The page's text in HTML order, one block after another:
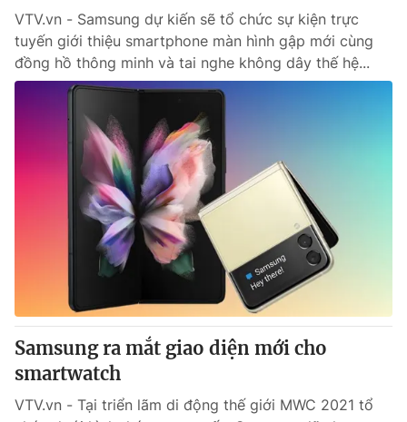
VTV.vn - Samsung dự kiến sẽ tổ chức sự kiện trực
tuyến giới thiệu smartphone màn hình gập mới cùng
đồng hồ thông minh và tai nghe không dây thế hệ...
Samsung ra mắt giao diện mới cho
smartwatch
VTV.vn - Tại triển lãm di động thế giới MWC 2021 tổ